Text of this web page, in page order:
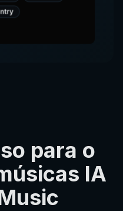
para o
IA